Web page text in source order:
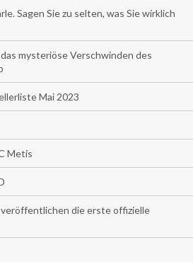
Sagen Sie zu selten, was Sie wirklich
mysteriöse Verschwinden des
Mai 2023
Metis
die erste offizielle